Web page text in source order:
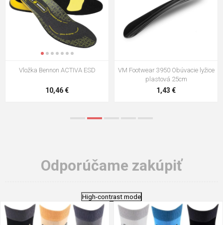
VM Footwear 3009 Vkladacia
5,21 €
VM Footwear 3102 Šnúrky ploché
0,79 €
Odporúčame zakúpiť
High-contrast mode